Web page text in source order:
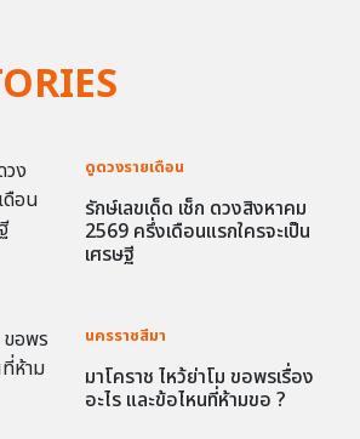
ดูดวงรายเดือน
รักษ์เลขเด็ด เช็ก ดวงสิงหาคม
2569 ครึ่งเดือนแรกใครจะเป็น
เศรษฐี
นครราชสีมา
มาโคราช ไหว้ย่าโม ขอพรเรื่อง
อะไร และข้อไหนที่ห้ามขอ ?